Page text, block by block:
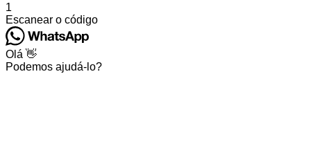
1
Escanear o código
Olá 👋
Podemos ajudá-lo?